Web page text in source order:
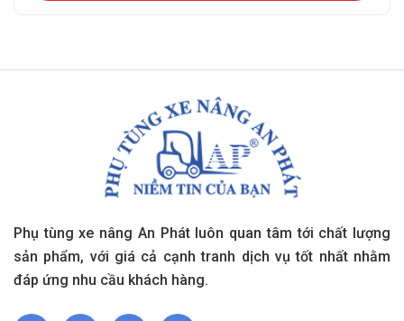
Phụ tùng xe nâng An Phát luôn quan tâm tới chất lượng
sản phẩm, với giá cả cạnh tranh dịch vụ tốt nhất nhằm
đáp ứng nhu cầu khách hàng.